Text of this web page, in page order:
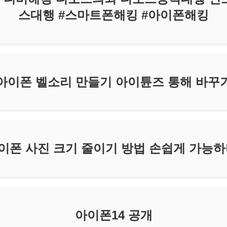
스대행 #스마트폰해킹 #아이폰해킹
이폰 벨소리 만들기 아이튠즈 통해 바꾸
폰 사진 크기 줄이기 방법 손쉽게 가능
아이폰14 공개